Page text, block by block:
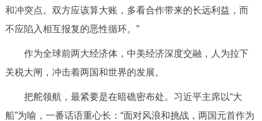
和冲突点。双方应该算大账，多看合作带来的长远利益，而
不应陷入相互报复的恶性循环。”
作为全球前两大经济体，中美经济深度交融，人为拉下
关税大闸，冲击着两国和世界的发展。
把舵领航，最紧要是在暗礁密布处。习近平主席以“大
船”为喻，一番话语重心长：“面对风浪和挑战，两国元首作为